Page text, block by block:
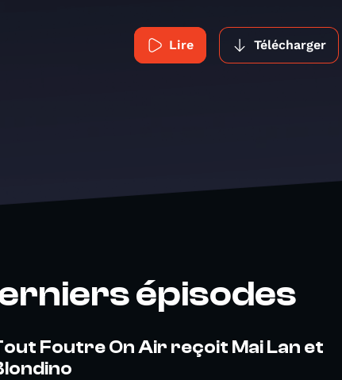
Lire Télécharger
épisodes
Foutre On Air reçoit Mai Lan et